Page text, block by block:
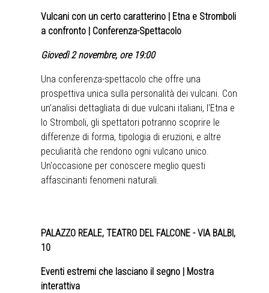
Vulcani con un certo caratterino | Etna e Stromboli
a confronto | Conferenza-Spettacolo
Giovedì 2 novembre, ore 19:00
Una conferenza-spettacolo che offre una
prospettiva unica sulla personalità dei vulcani. Con
un'analisi dettagliata di due vulcani italiani, l'Etna e
lo Stromboli, gli spettatori potranno scoprire le
differenze di forma, tipologia di eruzioni, e altre
peculiarità che rendono ogni vulcano unico.
Un'occasione per conoscere meglio questi
affascinanti fenomeni naturali.
PALAZZO REALE, TEATRO DEL FALCONE - VIA BALBI,
10
Eventi estremi che lasciano il segno | Mostra
interattiva